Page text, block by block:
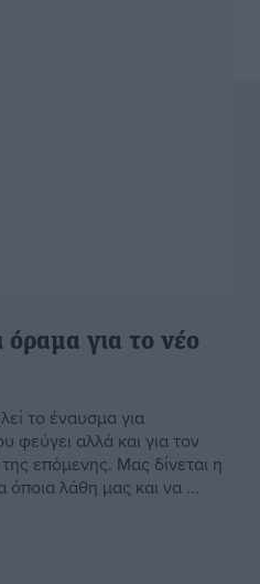
όραμα για το νέο
το έναυσμα για
φεύγει αλλά και για τον
επόμενης. Μας δίνεται η
όποια λάθη μας και να ...